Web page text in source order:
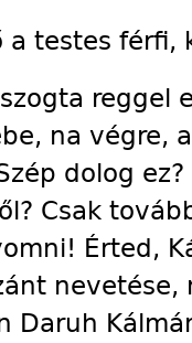
a testes férfi,
reggel
na végre,
dolog
Csak
Érted,
Daruh